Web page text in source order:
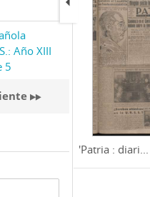
Año XIII
5
'Patria : diari...